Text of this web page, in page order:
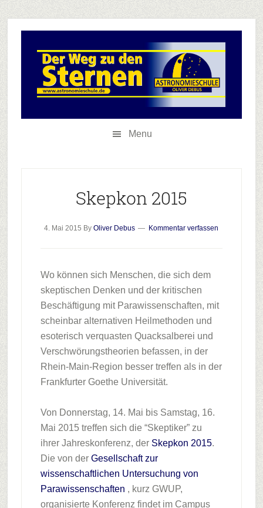
Skip
to
secondary
menu
Skip
to
main
content
Zur
Hauptsidebar
springen
Menu
Skepkon 2015
4. Mai 2015 ByOliver Debus Kommentar verfassen
Wo können sich Menschen, die sich dem
skeptischen Denken und der kritischen
Beschäftigung mit Parawissenschaften, mit
scheinbar alternativen Heilmethoden und
esoterisch verquasten Quacksalberei und
Verschwörungstheorien befassen, in der
Rhein-Main-Region besser treffen als in der
Frankfurter Goethe Universität.
Von Donnerstag, 14. Mai bis Samstag, 16.
Mai 2015 treffen sich die “Skeptiker” zu
ihrer Jahreskonferenz, der Skepkon 2015.
Die von der Gesellschaft zur
wissenschaftlichen Untersuchung von
Parawissenschaften , kurz GWUP,
organisierte Konferenz findet im Campus